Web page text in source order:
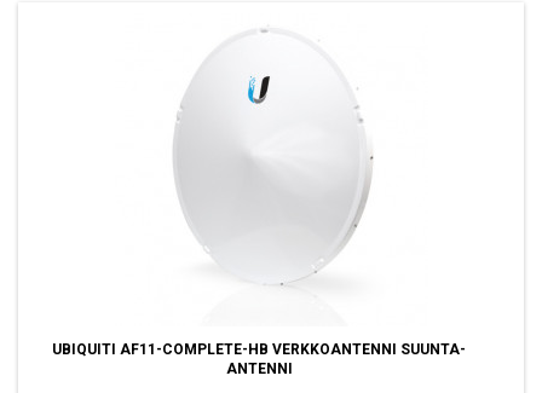
UBIQUITI AF11-COMPLETE-HB VERKKOANTENNI SUUNTA-
ANTENNI